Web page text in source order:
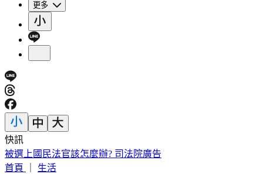
更多
快訊
處置股新制上路！台股6檔10日「關禁閉」 均2分鐘撮合、
8/14出關